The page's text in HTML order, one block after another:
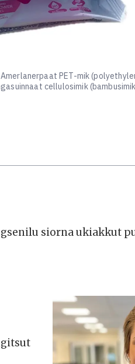
PET-mik
cellulosimik
siorna ukiakkut